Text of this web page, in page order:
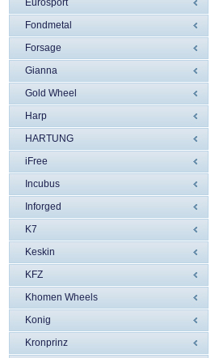
Eurosport
Fondmetal
Forsage
Gianna
Gold Wheel
Harp
HARTUNG
iFree
Incubus
Inforged
K7
Keskin
KFZ
Khomen Wheels
Konig
Kronprinz